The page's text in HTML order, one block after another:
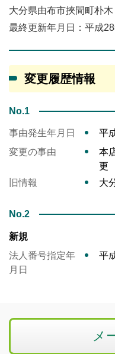
大分県由布市挾間町朴
最終更新年月日：平成
変更履歴情報
No.1
事由発生年月日
平
変更の事由
本
更
旧情報
大
No.2
新規
法人番号指定年
月日
平
メ